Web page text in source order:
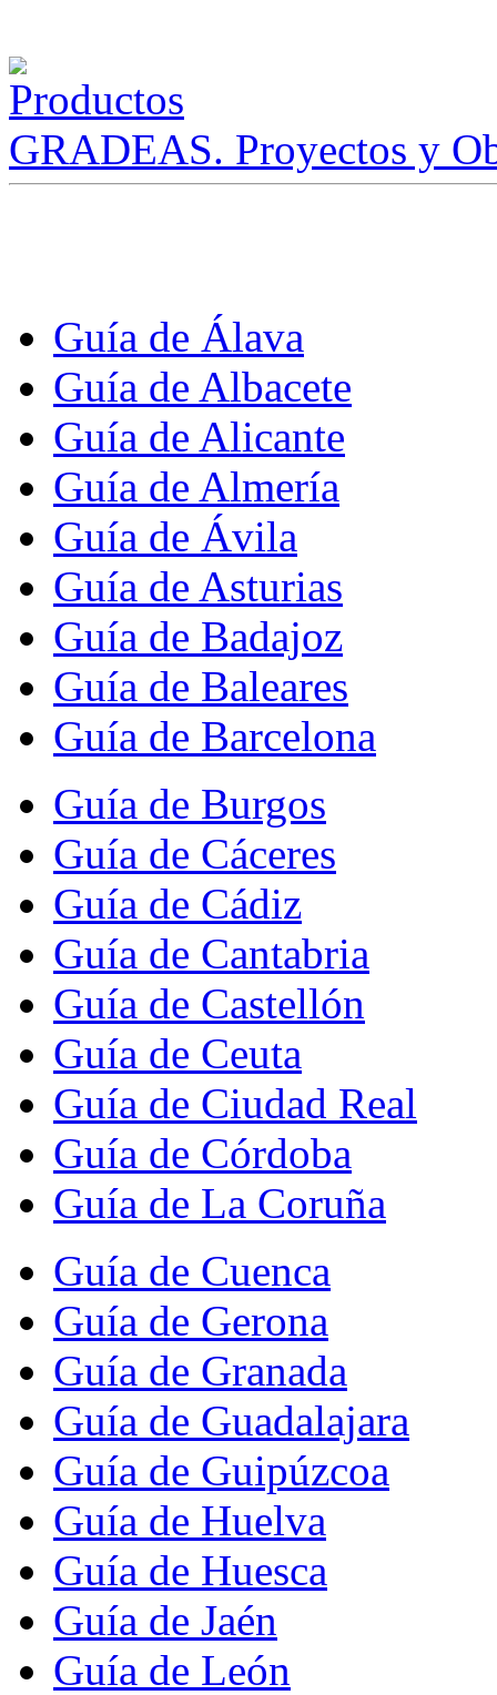
GRADEAS. Proyectos y
Guía de Álava
Guía de Albacete
Guía de Alicante
Guía de Almería
Guía de Ávila
Guía de Asturias
Guía de Badajoz
Guía de Baleares
Guía de Barcelona
Guía de Burgos
Guía de Cáceres
Guía de Cádiz
Guía de Cantabria
Guía de Castellón
Guía de Ceuta
Guía de Ciudad Real
Guía de Córdoba
Guía de La Coruña
Guía de Cuenca
Guía de Gerona
Guía de Granada
Guía de Guadalajara
Guía de Guipúzcoa
Guía de Huelva
Guía de Huesca
Guía de Jaén
Guía de León